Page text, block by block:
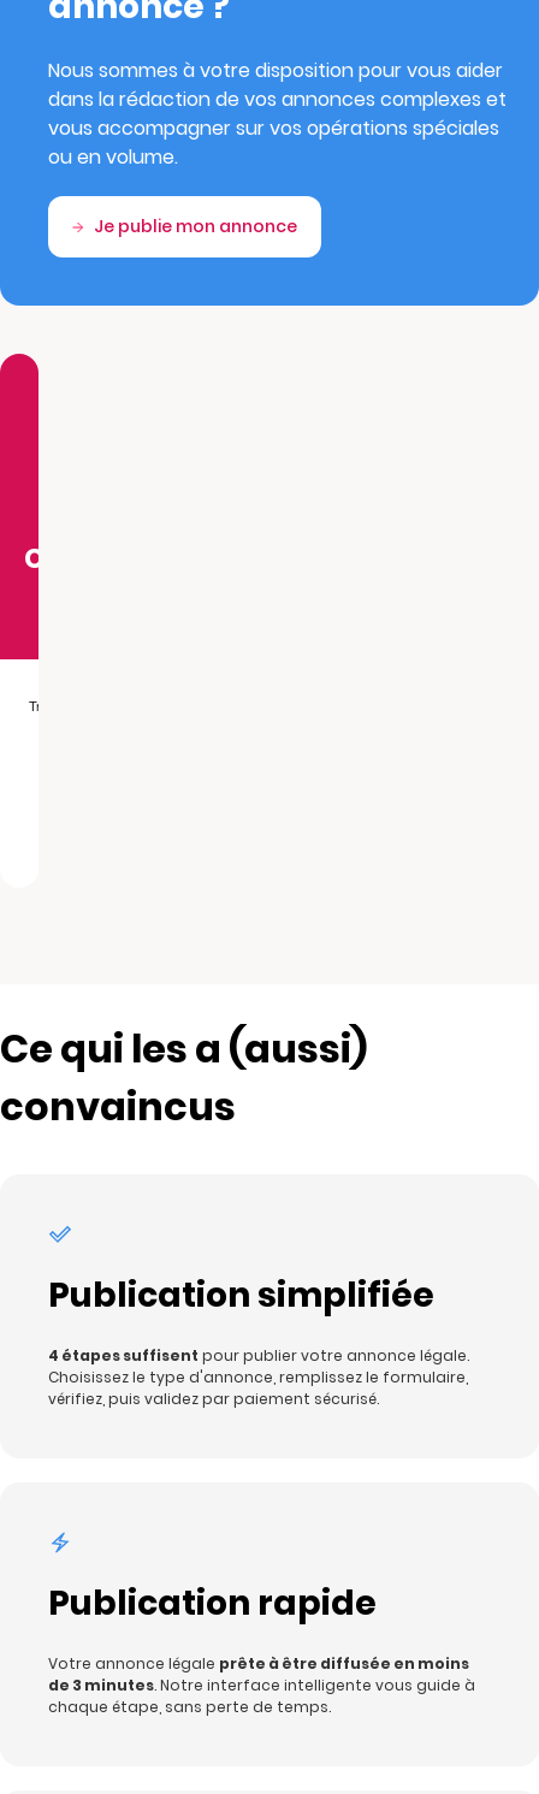
Nous sommes à votre disposition pour vous aider
dans la rédaction de vos annonces complexes et
vous accompagner sur vos opérations spéciales
ou en volume.
Je publie mon annonce
comptent
Ce qui les a (aussi)
convaincus
Publication simplifiée
4 étapes suffisent pour publier votre annonce légale.
Choisissez le type d'annonce, remplissez le formulaire,
vérifiez, puis validez par paiement sécurisé.
Publication rapide
Votre annonce légale prête à être diffusée en moins
de 3 minutes. Notre interface intelligente vous guide à
chaque étape, sans perte de temps.